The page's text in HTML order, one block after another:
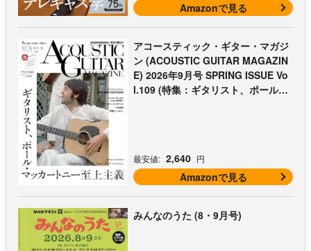
Amazonで見る
アコースティック・ギター・マガジ
ン (ACOUSTIC GUITAR MAGAZIN
E) 2026年9月号 SPRING ISSUE Vo
l.109 (特集：ギタリスト、ポール・
最安値: 2,640 円
Amazonで見る
みんなのうた (8・9月号)